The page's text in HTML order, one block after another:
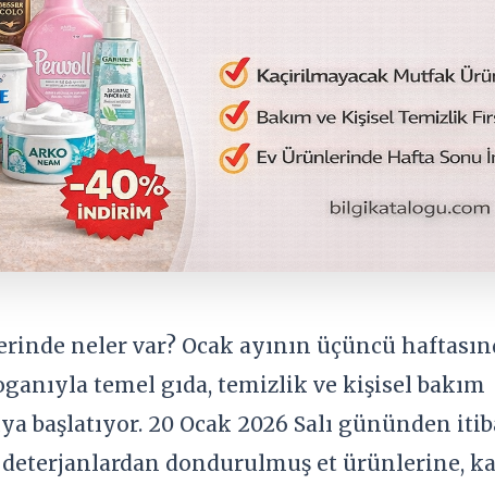
neler var? Ocak ayının üçüncü
temel gıda, temizlik ve kişisel bakım
başlatıyor. 20 Ocak 2026 Salı gününden
dondurulmuş et ürünlerine,